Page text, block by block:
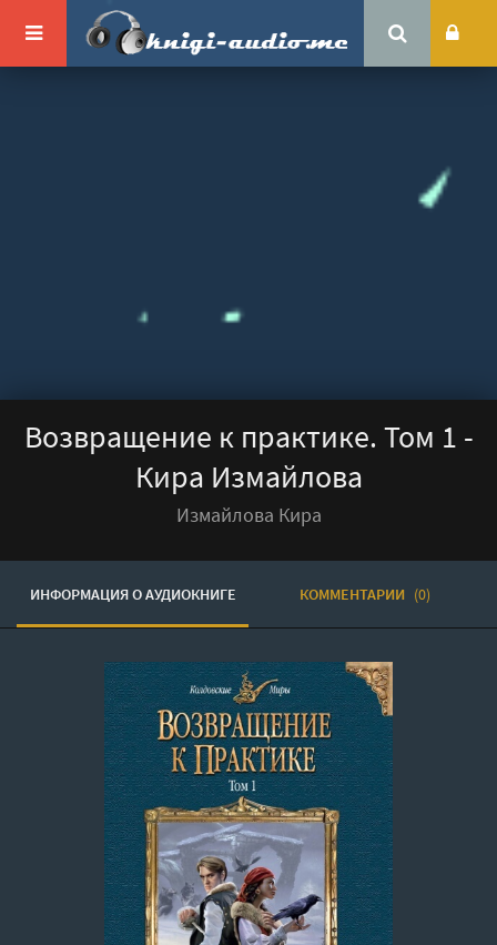
Возвращение к практике. Том 1 -
Кира Измайлова
Измайлова Кира
ИНФОРМАЦИЯ О АУДИОКНИГЕ КОММЕНТАРИИ (0)